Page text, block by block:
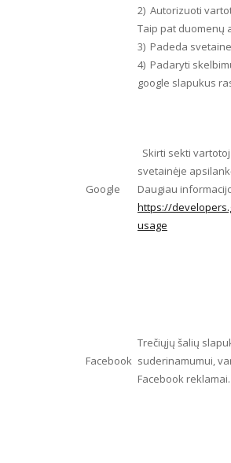
2) Autorizuoti
Taip pat duomenų
3) Padeda
4) Padaryti
google slapukus
Google
Skirti sekti
svetainėje
Daugiau
https://
usage
Facebook
Trečiųjų šalių
suderinamumui,
Facebook reklamai.